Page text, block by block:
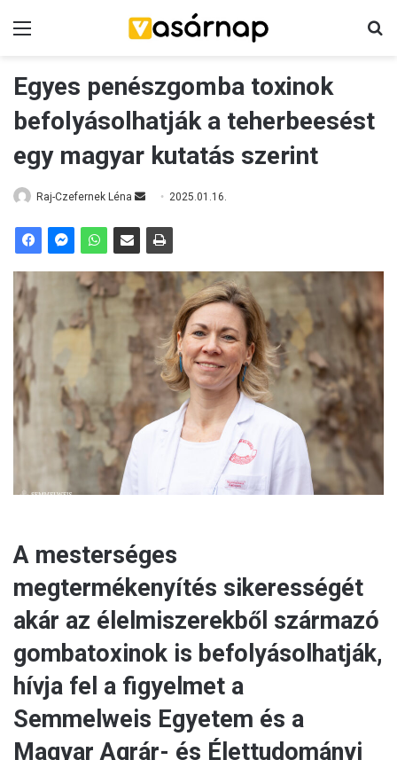
Egyes penészgomba toxinok
befolyásolhatják a teherbeesést
egy magyar kutatás szerint
Raj-Czefernek Léna
n
m
2025.01.16.
A mesterséges
megtermékenyítés sikerességét
akár az élelmiszerekből származó
gombatoxinok is befolyásolhatják,
hívja fel a figyelmet a
Semmelweis Egyetem és a
Magyar Agrár- és Élettudományi